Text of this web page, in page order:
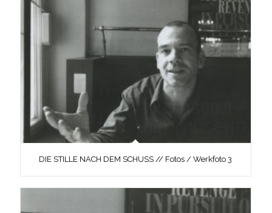
DIE STILLE NACH DEM SCHUSS // Fotos / Werkfoto 3